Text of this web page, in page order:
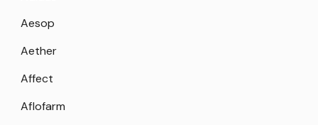
Aesop
Aether
Affect
Aflofarm